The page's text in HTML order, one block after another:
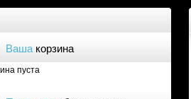
Ваша корзина
пуста